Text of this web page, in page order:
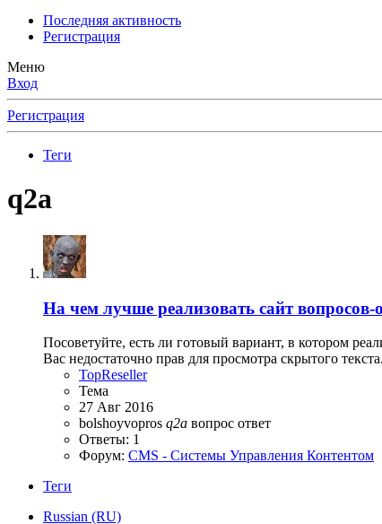
Последняя активность
Регистрация
Меню
Вход
Регистрация
Теги
q2a
На чем лучше реализовать сайт вопросов-
Посоветуйте, есть ли готовый вариант, в котором
Вас недостаточно прав для просмотра скрытого
TopReseller
Тема
27 Авг 2016
bolshoyvopros q2a вопрос ответ
Ответы: 1
Форум: CMS - Системы Управления Контентом
Теги
Russian (RU)